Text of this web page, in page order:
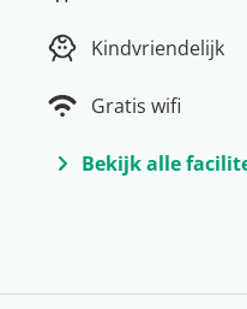
Kindvriendelijk
Gratis wifi
Bekijk alle